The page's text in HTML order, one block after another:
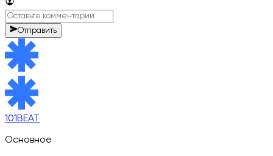
Отправить
101BEAT
Основное